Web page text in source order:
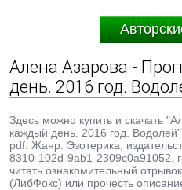
Алена Азарова -
день. 2016 год.
Здесь можно купить и скачать
каждый день. 2016 год.
pdf. Жанр: Эзотерика,
8310-102d-9ab1-2309c0a91052,
читать ознакомительный
(ЛибФокс) или прочесть